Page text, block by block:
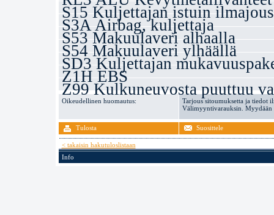
S15 Kuljettajan istuin
S3A Airbag, kuljettaja
S53 Makuulaveri alhaalla
S54 Makuulaveri ylhäällä
SD3 Kuljettajan
Z1H EBS
Z99 Kulkuneuvosta puuttuu
Oikeudellinen huomautus:
Tarjous sitoumuksetta ja tiedot
Välimyyntivarauksin.
Tulosta Suosittele
< takaisin hakutuloslistaan
Info